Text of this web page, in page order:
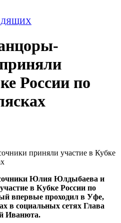
России по
Юлия Юлдыбаева и
в Кубке России по
впервые проходил в Уфе,
в социальных сетях Глава
Иванюта.